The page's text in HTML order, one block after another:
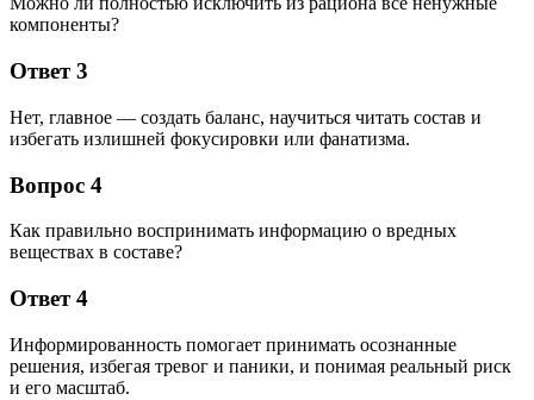
компоненты?
Ответ 3
Нет, главное — создать баланс, научиться читать состав и
избегать излишней фокусировки или фанатизма.
Вопрос 4
Как правильно воспринимать информацию о вредных
веществах в составе?
Ответ 4
Информированность помогает принимать осознанные
решения, избегая тревог и паники, и понимая реальный риск
и его масштаб.